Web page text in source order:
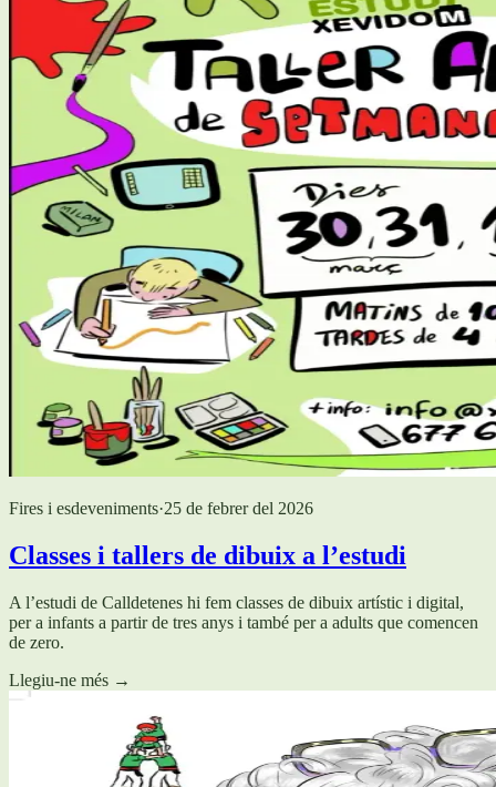
Fires i esdeveniments·25 de febrer del 2026
Classes i tallers de dibuix a l’estudi
A l’estudi de Calldetenes hi fem classes de dibuix artístic i digital,
per a infants a partir de tres anys i també per a adults que comencen
de zero.
Llegiu-ne més →